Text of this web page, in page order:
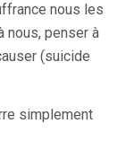
nous les
nous, penser à
(suicide
simplement